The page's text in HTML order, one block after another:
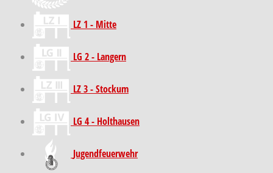
LZ 1 - Mitte
LG 2 - Langern
LZ 3 - Stockum
LG 4 - Holthausen
Jugendfeuerwehr